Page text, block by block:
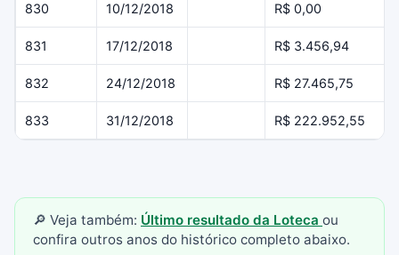
830 10/12/2018 R$ 0,00
831 17/12/2018 R$ 3.456,94
832 24/12/2018 R$ 27.465,75
833 31/12/2018 R$ 222.952,55
🔎 Veja também: Último resultado da Loteca ou
confira outros anos do histórico completo abaixo.